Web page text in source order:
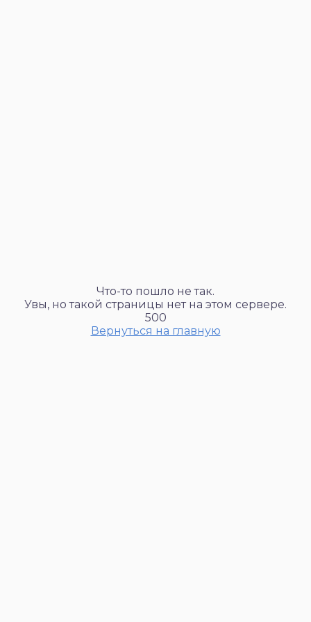
Что-то пошло не так.
Увы, но такой страницы нет на этом сервере.
500
Вернуться на главную